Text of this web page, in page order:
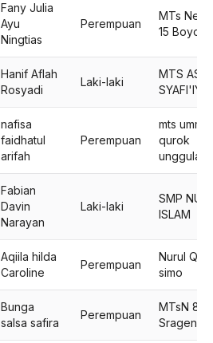
Fany Julia
Ayu
Ningtias
Perempuan
MTs
15 Boyolali
Hanif Aflah
Rosyadi
Laki-laki
MTS ASY-
nafisa
faidhatul
arifah
Perempuan
mts ummul
qurok
unggulan
Fabian
Davin
Narayan
Laki-laki
SMP
ISLAM
Aqiila hilda
Caroline
Perempuan
Nurul
simo
Bunga
salsa safira
Perempuan
MTsN 8
Sragen